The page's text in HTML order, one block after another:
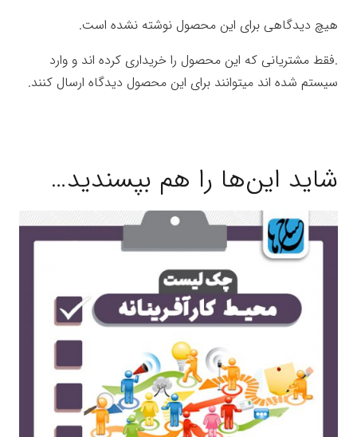
هیچ دیدگاهی برای این محصول نوشته نشده است.
.فقط مشتریانی که این محصول را خریداری کرده اند و وارد
سیستم شده اند میتوانند برای این محصول دیدگاه ارسال کنند.
شاید این‌ها را هم بپسندید…